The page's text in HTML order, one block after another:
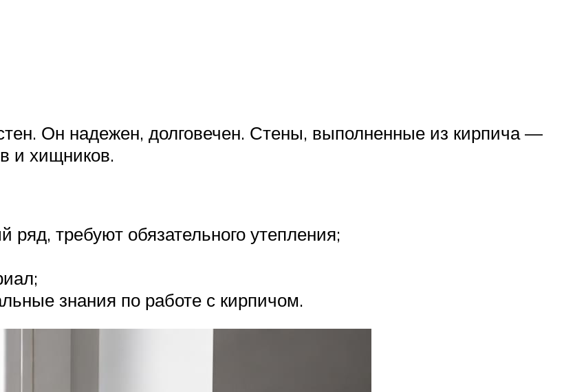
Он надежен, долговечен. Стены, выполненные из кирпича —
и хищников.
требуют обязательного утепления;
знания по работе с кирпичом.